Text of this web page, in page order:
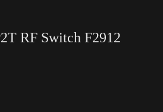
RF Switch F2912